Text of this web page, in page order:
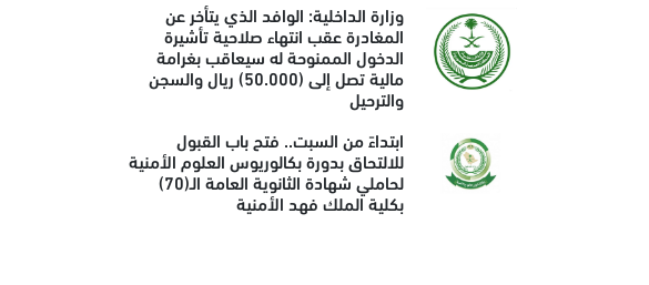
وزارة الداخلية: الوافد الذي يتأخر عن
المغادرة عقب انتهاء صلاحية تأشيرة
الدخول الممنوحة له سيعاقب بغرامة
مالية تصل إلى (50.000) ريال والسجن
والترحيل
ابتداءً من السبت.. فتح باب القبول
للالتحاق بدورة بكالوريوس العلوم الأمنية
لحاملي شهادة الثانوية العامة الـ(70)
بكلية الملك فهد الأمنية